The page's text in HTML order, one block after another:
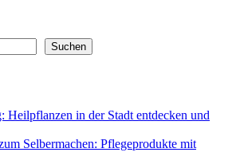
Suchen
Heilpflanzen in der Stadt entdecken und
Selbermachen: Pflegeprodukte mit